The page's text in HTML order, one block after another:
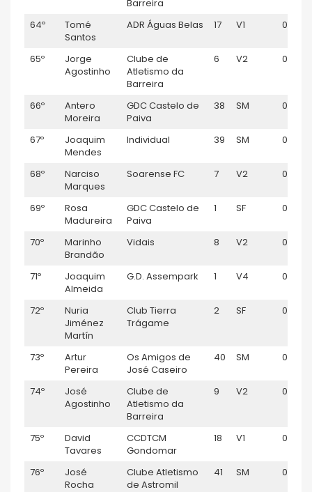
Barreira
64º
Tomé
Santos
ADR Águas Belas 17 V1 01:07:11
65º
Jorge
Agostinho
Clube de
Atletismo da
Barreira
6 V2 01:07:11
66º
Antero
Moreira
GDC Castelo de
Paiva
38 SM
67º
Joaquim
Mendes
Individual 39 SM
68º
Narciso
Marques
Soarense FC 7 V2
69º
Rosa
Madureira
GDC Castelo de
Paiva
1 SF
70º
Marinho
Brandão
Vidais 8 V2
71º
Joaquim
Almeida
G.D. Assempark 1 V4
72º
Nuria
Jiménez
Martín
Club Tierra
Trágame
2 SF
73º
Artur
Pereira
Os Amigos de
José Caseiro
40 SM
74º
José
Agostinho
Clube de
Atletismo da
Barreira
9 V2
75º
David
Tavares
CCDTCM
Gondomar
18 V1
76º
José
Rocha
Clube Atletismo
de Astromil
41 SM